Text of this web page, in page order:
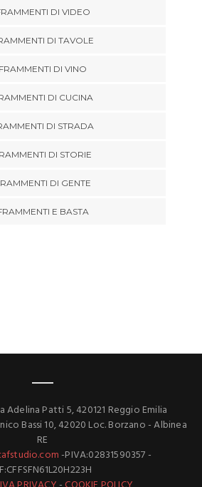
DI VIDEO
DI TAVOLE
FRAMMENTI DI VINO
DI CUCINA
DI STRADA
DI STORIE
DI GENTE
E BASTA
Adelina Patti 5, 420121 Reggio Emilia
Bassi 10, 42020 Loc. Borzano - Albinea
RE
-PIVA:02831590357 -